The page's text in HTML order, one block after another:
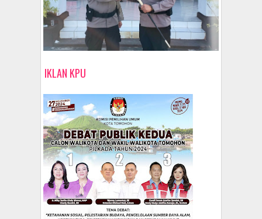
IKLAN KPU